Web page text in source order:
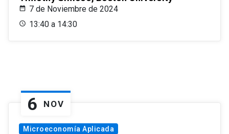
7 de Noviembre de 2024
13:40 a 14:30
6 NOV
Microeconomía Aplicada